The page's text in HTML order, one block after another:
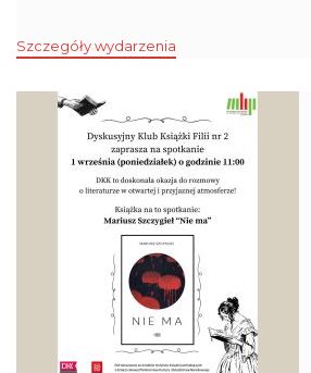
Szczegóły wydarzenia